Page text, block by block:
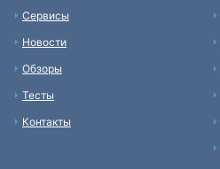
Сервисы
Новости
Обзоры
Тесты
Контакты